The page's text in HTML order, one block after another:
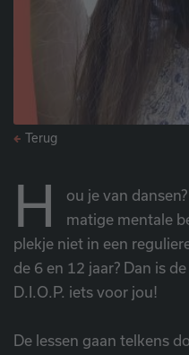
Terug
H
ou je van
matige mentale
plekje niet in een
de 6 en 12 jaar? Dan is
D.I.O.P. iets voor jou!
De lessen gaan telkens